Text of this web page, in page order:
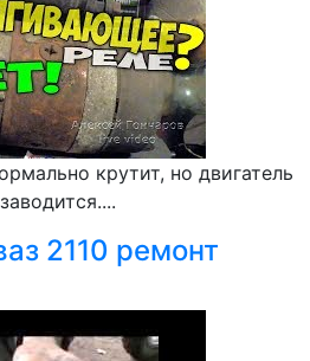
крутит, но двигатель
2110 ремонт